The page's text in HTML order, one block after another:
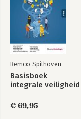
Remco Spithoven
Basisboek
integrale veiligheid
€ 69,95